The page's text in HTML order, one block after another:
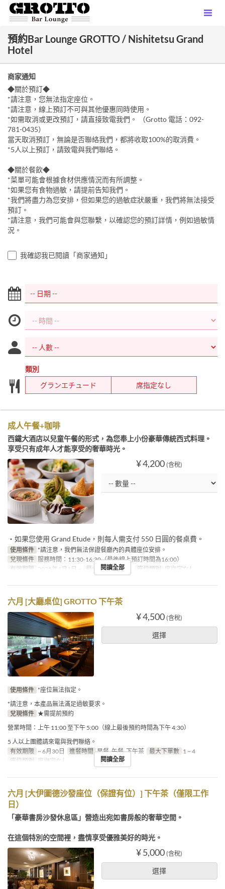
預約Bar Lounge GROTTO / Nishitetsu Grand
Hotel
商家通知
◆關於預訂◆
*請注意，您無法指定座位。
*請注意，線上預訂不可與其他優惠同時使用。
*如需取消或更改預訂，請直接致電我們。 （Grotto 電話：092-
781-0435）
當天取消預訂，無論是否聯絡我們，都將收取100%的取消費。
*5人以上預訂，請致電與我們聯絡。
◆關於餐飲◆
*菜單可能會根據食材供應情況而有所調整。
*如果您有食物過敏，請提前告知我們。
*我們將盡力為您安排，但如果您的過敏症狀嚴重，我們將無法接受
預訂。
*請注意，我們可能會與您聯繫，以確認您的預訂詳情，例如過敏情
況。
我確認我已閱讀「商家通知」
類別
グランエチュード
席指定なし
成人午餐+咖啡
西鐵大酒店以兒童午餐的形式，為您奉上小份豪華傳統西式料理。
享受只有成年人才能享受的奢華時光。
¥ 4,200 (含稅)
・如果您使用 Grand Etude，則每人需支付 550 日圓的餐桌費。
使用條件 *請注意，我們無法保證餐廳內的具體座位安排。
兌現條件
服務時間：11:30-16:30（最後線上預訂時間為16:00）
有效期限 2025年4月1日 ~ 最大下單數 1 ~ 6 座位類別 席指定なし
閱讀全部
六月 [大廳桌位] GROTTO 下午茶
¥ 4,500 (含稅)
選擇
使用條件 *座位無法指定。
*請注意，本產品無法滿足過敏要求。
兌現條件 ★需提前預約
營業時間：上午 11:00 至下午 5:00（線上最後預約時間為下午 4:30）
5 人以上團體請來電與我們聯絡。
有效期限 ~ 6月30日 進餐時間 早餐, 午餐, 下午茶 最大下單數 1 ~ 4
座位類別
席指定なし 閱讀全部
六月 [大伊圖德沙發座位（保證有位）] 下午茶（僅限工作
日）
「豪華書房沙發休息區」營造出宛如書房般的奢華空間。
在這個特別的空間裡，盡情享受優雅美好的時光。
¥ 5,000 (含稅)
選擇